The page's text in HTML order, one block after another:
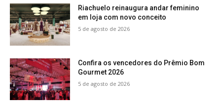
Riachuelo reinaugura andar feminino
em loja com novo conceito
5 de agosto de 2026
Confira os vencedores do Prêmio Bom
Gourmet 2026
5 de agosto de 2026